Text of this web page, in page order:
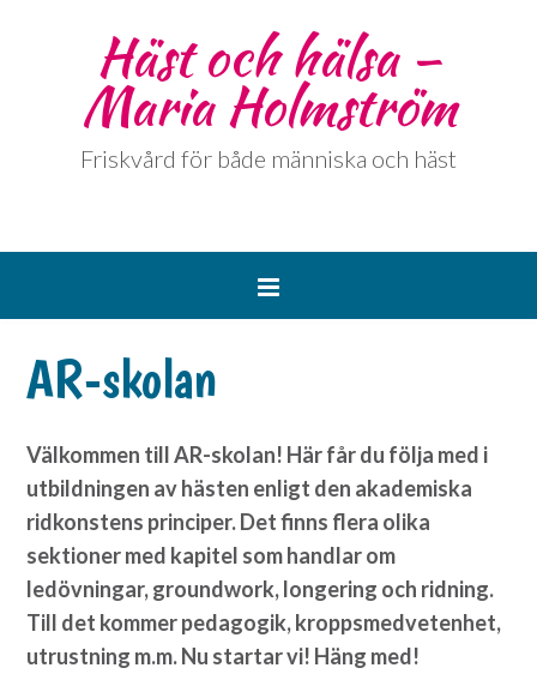
Häst och hälsa –
Maria Holmström
Friskvård för både människa och häst
AR-skolan
Välkommen till AR-skolan! Här får du följa med i
utbildningen av hästen enligt den akademiska
ridkonstens principer. Det finns flera olika
sektioner med kapitel som handlar om
ledövningar, groundwork, longering och ridning.
Till det kommer pedagogik, kroppsmedvetenhet,
utrustning m.m. Nu startar vi! Häng med!